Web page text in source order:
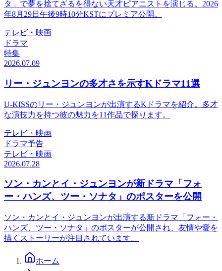
タ」で夢を捨てざるを得ない天才ピアニストを演じる。2026
年8月29日午後9時10分KSTにプレミア公開。
テレビ・映画
ドラマ
特集
2026.07.09
リー・ジュンヨンの多才さを示すKドラマ11選
U-KISSのリー・ジュンヨンが出演するKドラマを紹介。多才
な演技力を持つ彼の魅力を11作品で探ります。
テレビ・映画
ドラマ予告
テレビ・映画
2026.07.28
ソン・カンとイ・ジュンヨンが新ドラマ「フォ
ー・ハンズ、ツー・ソナタ」のポスターを公開
ソン・カンとイ・ジュンヨンが出演する新ドラマ「フォー・
ハンズ、ツー・ソナタ」のポスターが公開され、友情や愛を
描くストーリーが注目されています。
ホーム